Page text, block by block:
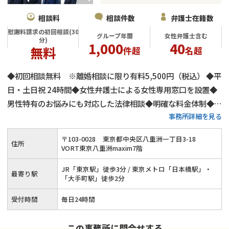
相談料
慰謝料請求の初回相談(30
分)
無料
相談件数
グループ年間
1,000件超
弁護士在籍数
女性弁護士含む
40名超
◆初回相談無料 ※離婚相談に限り有料5,500円（税込） ◆平
日・土日祝 24時間◆女性弁護士による女性専用窓口を設置◆
男性特有のお悩みにも対応した法律相談◆明確な料金体制◆不
倫慰謝料請求の相談件数は年間1,000件以上◆離婚・男女問題
にまつわる全ての問題に対応します！東京で離婚・不倫慰謝料
のお悩みはネクスパート法律事務所へ
事務所詳細を見る
住所 〒103-0028
東京都中央区八重洲一丁目3-18
VORT東京八重洲maxim7階
最寄り駅
JR「東京駅」徒歩3分 / 東京メトロ「日本橋駅」・
「大手町駅」徒歩2分
受付時間 毎日24時間